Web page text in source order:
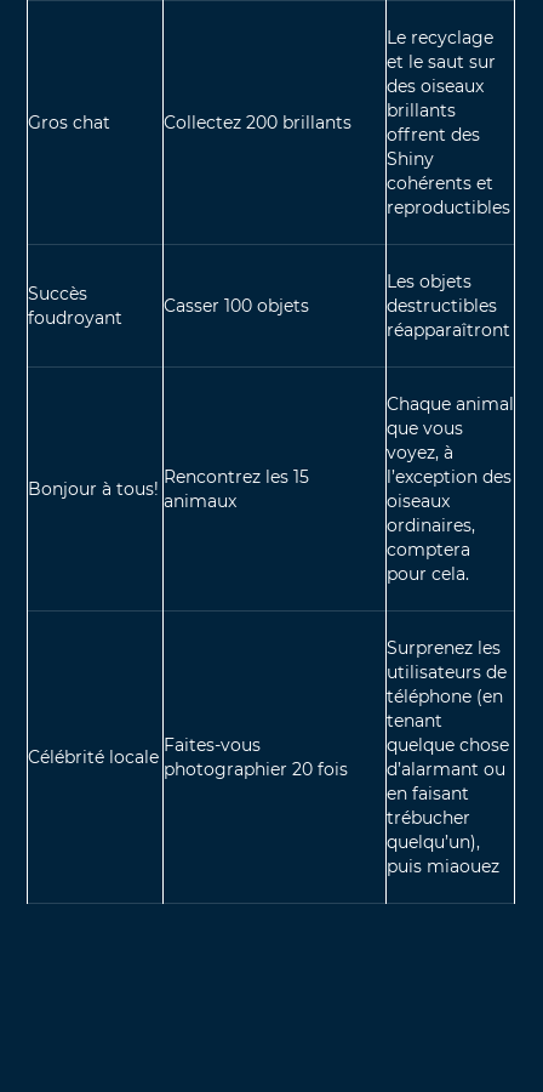
Gros chat Collectez 200 brillants
Le recyclage
et le saut sur
des oiseaux
brillants
offrent des
Shiny
cohérents et
reproductibles
Succès
foudroyant
Casser 100 objets
Les objets
destructibles
réapparaîtront
Bonjour à tous!
Rencontrez les 15
animaux
Chaque animal
que vous
voyez, à
l’exception des
oiseaux
ordinaires,
comptera
pour cela.
Célébrité locale
Faites-vous
photographier 20 fois
Surprenez les
utilisateurs de
téléphone (en
tenant
quelque chose
d’alarmant ou
en faisant
trébucher
quelqu’un),
puis miaouez